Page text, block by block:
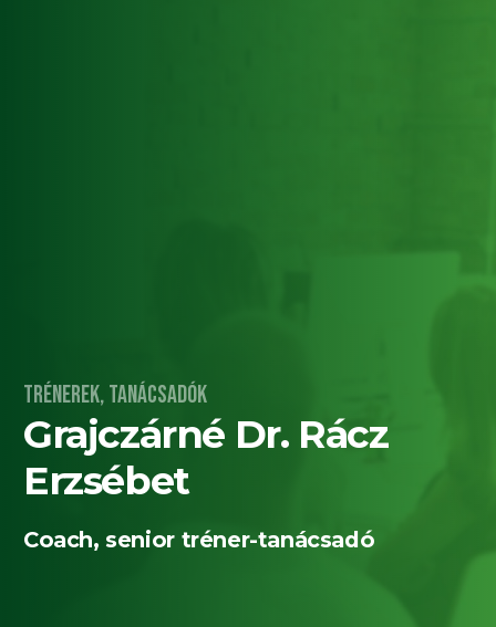
Trénerek, tanácsadók
Grajczárné Dr. Rácz
Erzsébet
Coach, senior tréner-tanácsadó